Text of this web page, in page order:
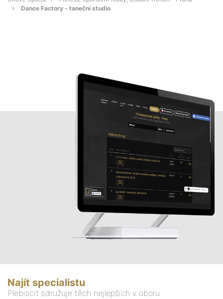
Dance Factory - taneční studio
Najít specialistu
Plebiscit sdružuje těch nejlepších v oboru